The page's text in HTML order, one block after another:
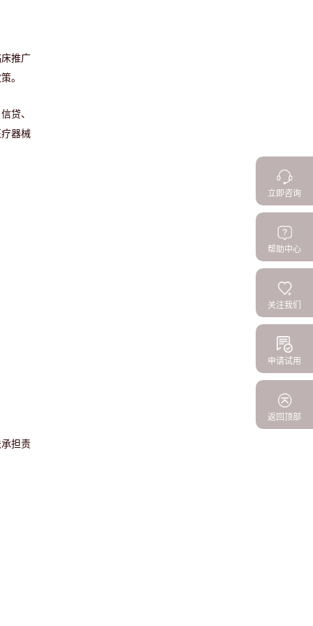
推广
。
贷、
器械
担责
立即咨询
帮助中心
关注我们
申请试用
返回顶部